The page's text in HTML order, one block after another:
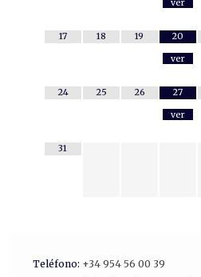
17 18 19
20
ver
24 25 26
27
ver
31
Teléfono: +34 954 56 00 39